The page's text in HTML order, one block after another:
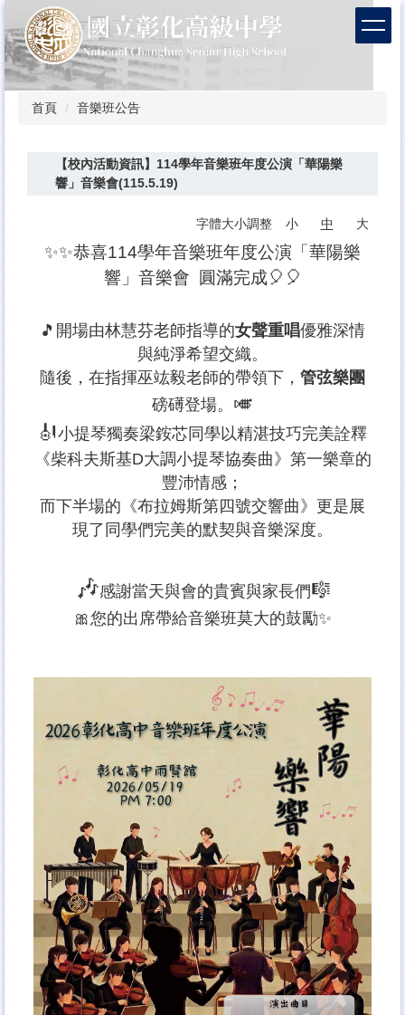
到
主
要
內
首頁 音樂班公告
【校內活動資訊】114學年音樂班年度公演「華陽樂
響」音樂會(115.5.19)
字體大小調整 小 中 大
✨✨恭喜114學年音樂班年度公演「華陽樂
響」音樂會 圓滿完成🎈🎈
🎵開場由林慧芬老師指導的女聲重唱優雅深情
與純淨希望交織。
隨後，在指揮巫竑毅老師的帶領下， 管弦樂團
磅礡登場。 🎺
🎻小提琴獨奏梁銨芯同學以精湛技巧完美詮釋
《柴科夫斯基D大調小提琴協奏曲》第一樂章的
豐沛情感；
而下半場的《布拉姆斯第四號交響曲》更是展
現了同學們完美的默契與音樂深度。
🎶感謝當天與會的貴賓與家長們🎼
🎀您的出席帶給音樂班莫大的鼓勵✨